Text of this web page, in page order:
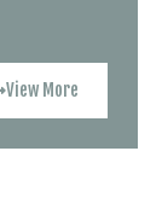
View More